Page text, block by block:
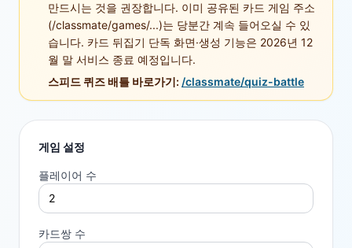
만드시는 것을 권장합니다. 이미 공유된 카드 게임 주소
(/classmate/games/...)는 당분간 계속 들어오실 수 있
습니다. 카드 뒤집기 단독 화면·생성 기능은 2026년 12
월 말 서비스 종료 예정입니다.
스피드 퀴즈 배틀 바로가기: /classmate/quiz-battle
게임 설정
플레이어 수
카드쌍 수